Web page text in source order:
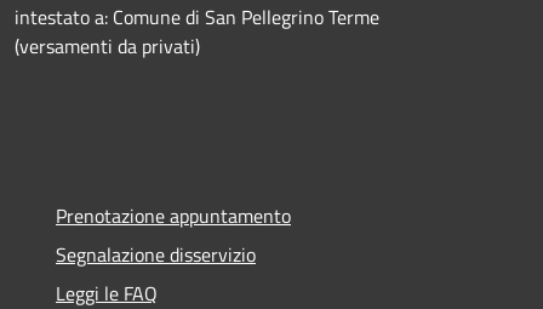
intestato a: Comune di San Pellegrino Terme
(versamenti da privati)
Prenotazione appuntamento
Segnalazione disservizio
Leggi le FAQ